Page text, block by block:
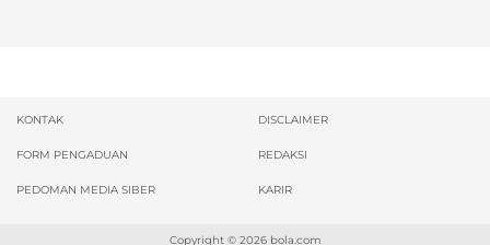
KONTAK DISCLAIMER
FORM PENGADUAN REDAKSI
PEDOMAN MEDIA SIBER KARIR
Copyright © 2026 bola.com